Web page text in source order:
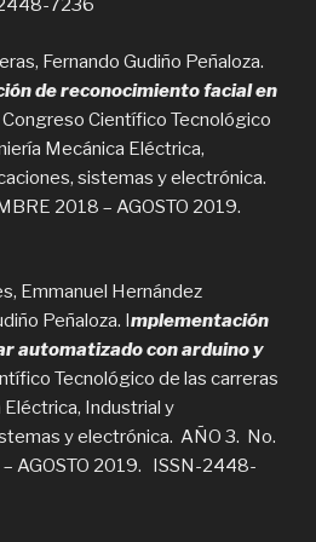
7236
Fernando Gudiño Peñaloza.
de reconocimiento facial en
Congreso Científico Tecnológico
Mecánica Eléctrica,
sistemas y electrónica.
2018 – AGOSTO 2019.
Emmanuel Hernández
Peñaloza. I mplementación
automatizado con arduino y
Tecnológico de las carreras
Industrial y
y electrónica. AÑO 3. No.
AGOSTO 2019. ISSN-2448-